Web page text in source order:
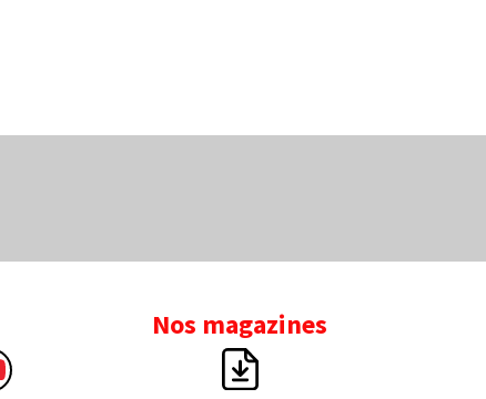
Nos magazines